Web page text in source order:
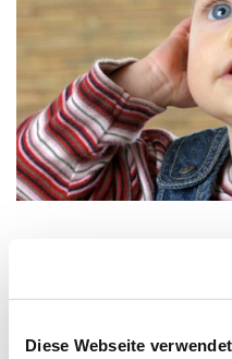
Diese Webseite
Dienstag, 27.